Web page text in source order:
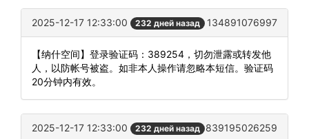
2025-12-17 12:33:00 232 дней назад 134891076997
【纳什空间】登录验证码：389254，切勿泄露或转发他
人，以防帐号被盗。如非本人操作请忽略本短信。验证码
20分钟内有效。
2025-12-17 12:33:00 232 дней назад 839195026259